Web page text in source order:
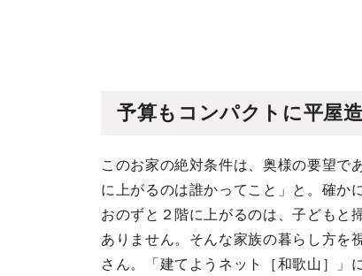
予算もコンパクトに平屋
このお家の絶対条件は、奥様の要望で
に上がるのは誰かってこと」と。確か
おのずと２階に上がるのは、子どもと
ありません。そんな家族の暮らし方を
さん。「建てようネット［和歌山］」